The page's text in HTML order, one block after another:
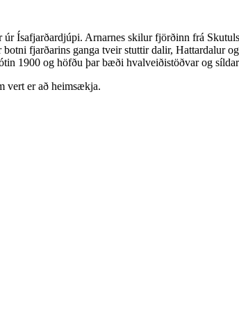
Ísafjarðardjúpi. Arnarnes skilur fjörðinn frá
fjarðarins ganga tveir stuttir dalir, Hattardalur
1900 og höfðu þar bæði hvalveiðistöðvar og
vert er að heimsækja.